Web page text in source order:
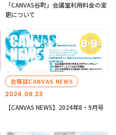
「CANVAS谷町」会議室利用料金の変
更について
2024.08.23
会報誌CANVAS NEWS
【CANVAS NEWS】2024年8・9月号